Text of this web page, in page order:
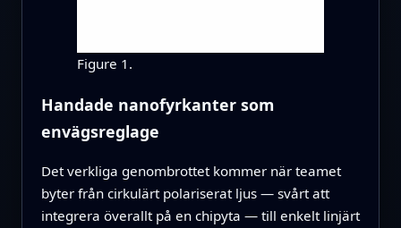
Figure 1.
Handade nanofyrkanter som
envägsreglage
Det verkliga genombrottet kommer när teamet
byter från cirkulärt polariserat ljus — svårt att
integrera överallt på en chipyta — till enkelt linjärt